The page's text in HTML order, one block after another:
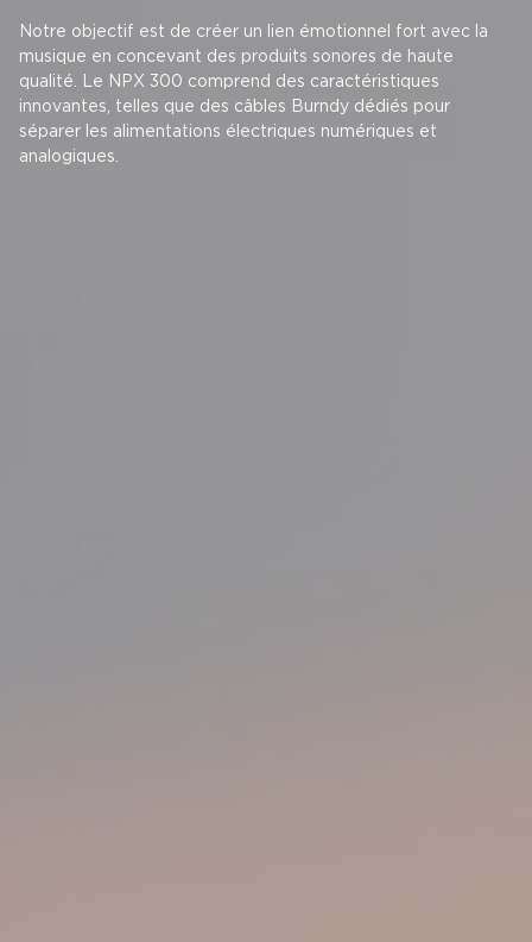
Notre objectif est de créer un lien émotionnel fort avec la
musique en concevant des produits sonores de haute
qualité. Le NPX 300 comprend des caractéristiques
innovantes, telles que des câbles Burndy dédiés pour
séparer les alimentations électriques numériques et
analogiques.